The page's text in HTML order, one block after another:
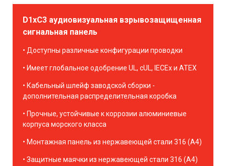
D1xC3 аудиовизуальная взрывозащищенная
сигнальная панель
Доступны различные конфигурации проводки
Имеет глобальное одобрение UL, cUL, IECEx и ATEX
Кабельный шлейф заводской сборки -
дополнительная распределительная коробка
Прочные, устойчивые к коррозии алюминиевые
корпуса морского класса
Монтажная панель из нержавеющей стали 316 (A4)
Защитные маячки из нержавеющей стали 316 (A4)